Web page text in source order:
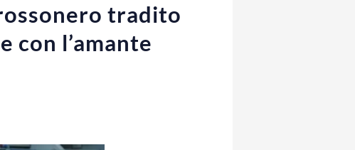
tradito
con l’amante